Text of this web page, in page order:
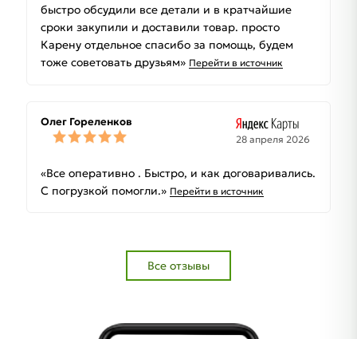
быстро обсудили все детали и в кратчайшие
сроки закупили и доставили товар. просто
Карену отдельное спасибо за помощь, будем
тоже советовать друзьям» Перейти в источник
Олег Гореленков
28 апреля 2026
«Все оперативно . Быстро, и как договаривались.
С погрузкой помогли.» Перейти в источник
Все отзывы